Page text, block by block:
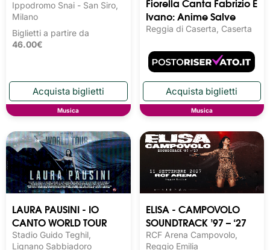
Ippodromo Snai - San Siro,
Milano
Biglietti a partire da
46.00€
Musica
Ivano: Anime Salve
Reggia di Caserta, Caserta
Musica
LAURA PAUSINI - IO
CANTO WORLD TOUR
Stadio Guido Teghil,
Lignano Sabbiadoro
ELISA - CAMPOVOLO
SOUNDTRACK ’97 – ‘27
RCF Arena Campovolo,
Reggio Emilia